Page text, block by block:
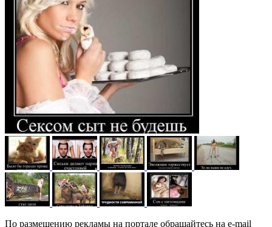
По размещению рекламы на портале обращайтесь на e-mail